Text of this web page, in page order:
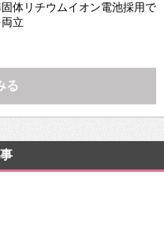
体リチウムイオン電池採用で
立
る